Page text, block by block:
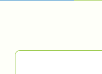
Participa